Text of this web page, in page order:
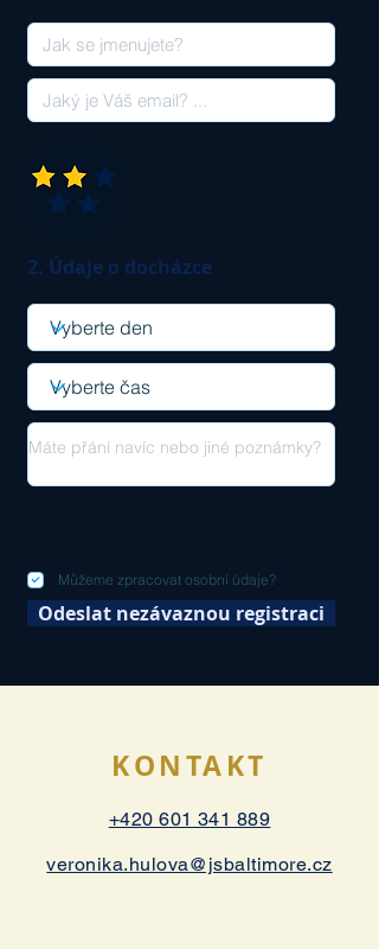
2. Údaje o docházce
Můžeme zpracovat osobní údaje?
Odeslat nezávaznou registraci
KONTAKT
+420 601 341 889
veronika.hulova@jsbaltimore.cz